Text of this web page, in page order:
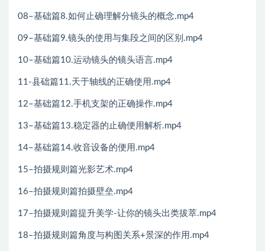
08–基础篇8.如何止确理解分镜头的概念.mp4
09–基础篇9.镜头的使用与集段之间的区别.mp4
10–基础篇10.运动镜头的镜头语言.mp4
11-县础篇11.天于轴线的正确使用.mp4
12–基础篇12.手机支架的正确操作.mp4
13–基础篇13.稳定器的止确便用解析.mp4
14–基础篇14.收音设备的便用.mp4
15–拍摄规则篇光影艺术.mp4
16–拍摄规则篇拍摄壁垒.mp4
17–拍摄规则篇提升美学-让你的镜头出类拔萃.mp4
18–拍摄规则篇角度与构图关系+景深的作用.mp4